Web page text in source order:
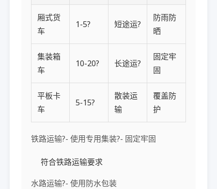
厢式货
车
1-5? 短途运?
防雨防
晒
集装箱
车
10-20? 长途运?
固定牢
固
平板卡
车
5-15?
散装运
输
覆盖防
护
铁路运输?- 使用专用集装?- 固定牢固
符合铁路运输要求
水路运输?- 使用防水包装